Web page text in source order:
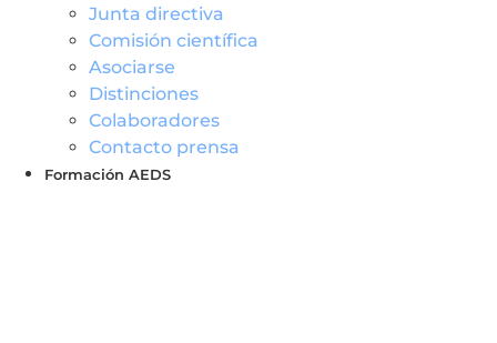
Junta directiva
Comisión científica
Asociarse
Distinciones
Colaboradores
Contacto prensa
Formación AEDS